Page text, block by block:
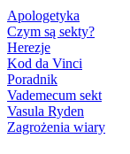
Apologetyka
Czym są sekty?
Herezje
Kod da Vinci
Poradnik
Vademecum sekt
Vasula Ryden
Zagrożenia wiary